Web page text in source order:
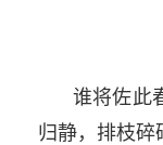
谁将佐此
归静，排枝碎